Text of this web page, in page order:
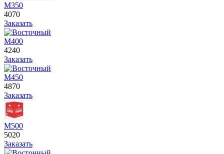
М350
4070
Заказать
М400
4240
Заказать
М450
4870
Заказать
М500
5020
Заказать